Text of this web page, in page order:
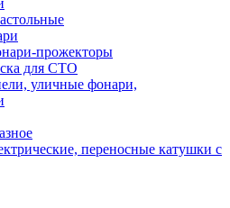
прожекторы
для СТО
уличные фонари,
переносные катушки с